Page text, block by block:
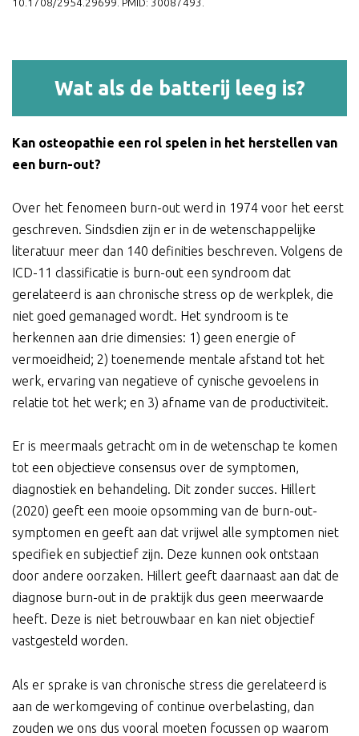
10.1708/2954.29699. PMID: 30087493.
Wat als de batterij leeg is?
Kan osteopathie een rol spelen in het herstellen van
een burn-out?
Over het fenomeen burn-out werd in 1974 voor het eerst
geschreven. Sindsdien zijn er in de wetenschappelijke
literatuur meer dan 140 definities beschreven. Volgens de
ICD-11 classificatie is burn-out een syndroom dat
gerelateerd is aan chronische stress op de werkplek, die
niet goed gemanaged wordt. Het syndroom is te
herkennen aan drie dimensies: 1) geen energie of
vermoeidheid; 2) toenemende mentale afstand tot het
werk, ervaring van negatieve of cynische gevoelens in
relatie tot het werk; en 3) afname van de productiviteit.
Er is meermaals getracht om in de wetenschap te komen
tot een objectieve consensus over de symptomen,
diagnostiek en behandeling. Dit zonder succes. Hillert
(2020) geeft een mooie opsomming van de burn-out-
symptomen en geeft aan dat vrijwel alle symptomen niet
specifiek en subjectief zijn. Deze kunnen ook ontstaan
door andere oorzaken. Hillert geeft daarnaast aan dat de
diagnose burn-out in de praktijk dus geen meerwaarde
heeft. Deze is niet betrouwbaar en kan niet objectief
vastgesteld worden.
Als er sprake is van chronische stress die gerelateerd is
aan de werkomgeving of continue overbelasting, dan
zouden we ons dus vooral moeten focussen op waarom